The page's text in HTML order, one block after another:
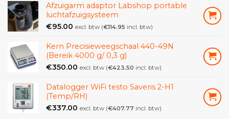
Afzuigarm adaptor Labshop portable
luchtafzuigsysteem
€95.00 excl. btw (€114.95 incl. btw)
Kern Precisieweegschaal 440-49N
(Bereik 4000 g/ 0,3 g)
€350.00 excl. btw (€423.50 incl. btw)
Datalogger WiFi testo Saveris 2-H1
(Temp/RH)
€337.00 excl. btw (€407.77 incl. btw)